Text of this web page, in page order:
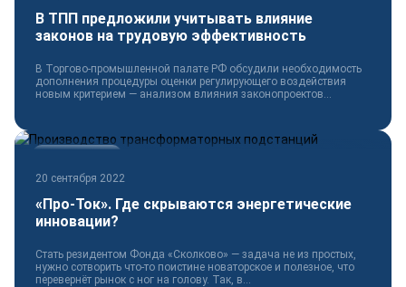
В ТПП предложили учитывать влияние
законов на трудовую эффективность
В Торгово-промышленной палате РФ обсудили необходимость
дополнения процедуры оценки регулирующего воздействия
новым критерием — анализом влияния законопроектов...
20 сентября 2022
«Про-Ток». Где скрываются энергетические
инновации?
Стать резидентом Фонда «Сколково» — задача не из простых,
нужно сотворить что-то поистине новаторское и полезное, что
перевернёт рынок с ног на голову. Так, в...